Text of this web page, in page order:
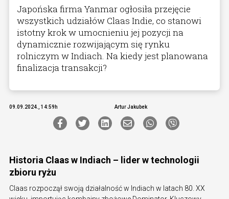
Japońska firma Yanmar ogłosiła przejęcie
wszystkich udziałów Claas Indie, co stanowi
istotny krok w umocnieniu jej pozycji na
dynamicznie rozwijającym się rynku
rolniczym w Indiach. Na kiedy jest planowana
finalizacja transakcji?
09.09.2024., 14:59h Artur Jakubek
Historia Claas w Indiach – lider w technologii
zbioru ryżu
Claas rozpoczął swoją działalność w Indiach w latach 80. XX